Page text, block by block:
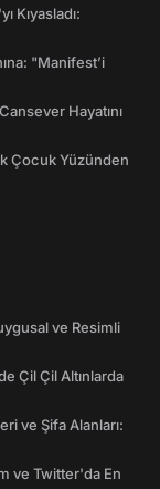
Kıyasladı:
"Manifest’i
Hayatını
Çocuk Yüzünden
ve Resimli
Çil Çil Altınlarda
ve Şifa Alanları:
ve Twitter'da En